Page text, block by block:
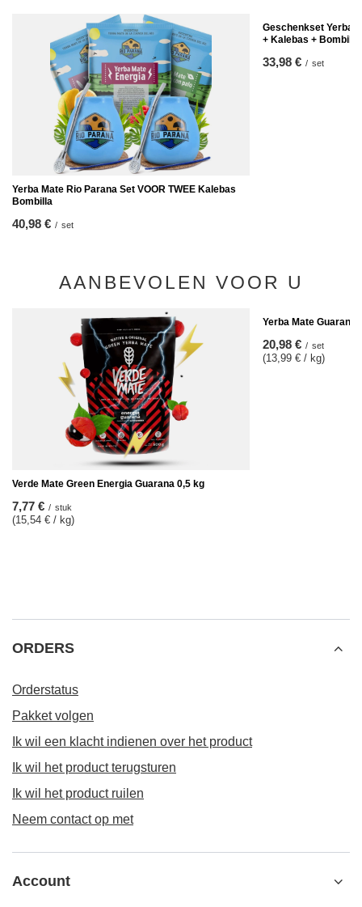
Yerba Mate Rio Parana Set VOOR TWEE Kalebas
Bombilla
40,98 € / set
Geschenkset Yerba
+ Kalebas + Bombilla
33,98 € / set
AANBEVOLEN VOOR U
Verde Mate Green Energia Guarana 0,5 kg
7,77 € / stuk
(15,54 € / kg)
Yerba Mate Guarani
20,98 € / set
(13,99 € / kg)
ORDERS
Orderstatus
Pakket volgen
Ik wil een klacht indienen over het product
Ik wil het product terugsturen
Ik wil het product ruilen
Neem contact op met
Account